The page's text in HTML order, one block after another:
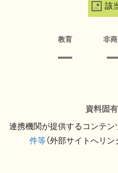
該
教育 非
資料固
連携機関が提供するコンテン
件等（外部サイトへリン